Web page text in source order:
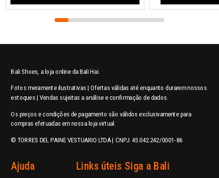
Bali Shoes, a loja online da Bali Hai.
Fotos meramente ilustrativas | Ofertas válidas até enquanto durarem nossos
estoques | Vendas sujeitas a análise e confirmação de dados.
Os preços e condições de pagamento são válidos exclusivamente para
compras efetuadas em nossa loja virtual.
© TORRES DEL PAINE VESTUARIO LTDA | CNPJ: 45.042.242/0001-86
Ajuda Links úteis Siga a Bali